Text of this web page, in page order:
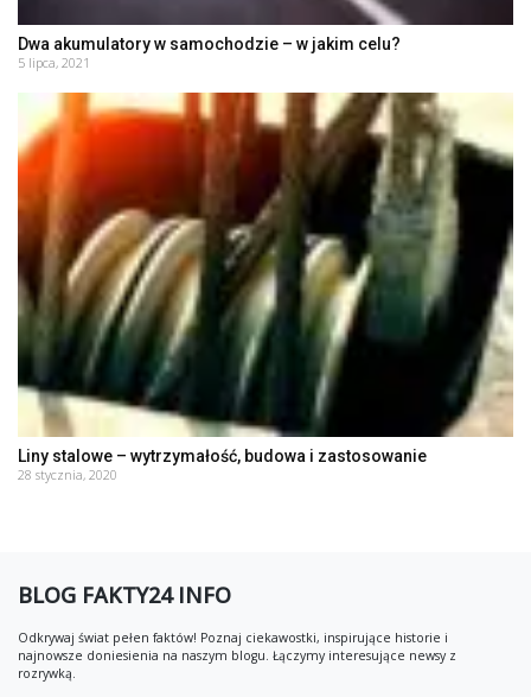
Dwa akumulatory w samochodzie – w jakim celu?
5 lipca, 2021
Liny stalowe – wytrzymałość, budowa i zastosowanie
28 stycznia, 2020
BLOG FAKTY24 INFO
Odkrywaj świat pełen faktów! Poznaj ciekawostki, inspirujące historie i
najnowsze doniesienia na naszym blogu. Łączymy interesujące newsy z
rozrywką.